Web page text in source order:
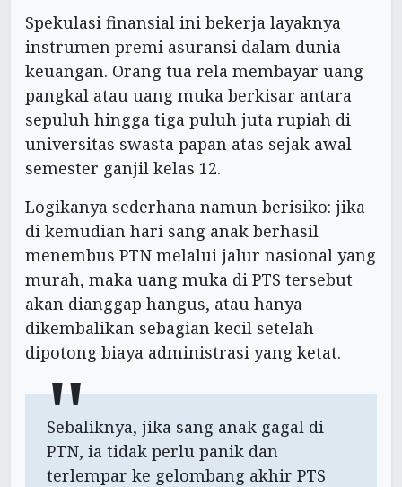
Spekulasi finansial ini bekerja layaknya
instrumen premi asuransi dalam dunia
keuangan. Orang tua rela membayar uang
pangkal atau uang muka berkisar antara
sepuluh hingga tiga puluh juta rupiah di
universitas swasta papan atas sejak awal
semester ganjil kelas 12.
Logikanya sederhana namun berisiko: jika
di kemudian hari sang anak berhasil
menembus PTN melalui jalur nasional yang
murah, maka uang muka di PTS tersebut
akan dianggap hangus, atau hanya
dikembalikan sebagian kecil setelah
dipotong biaya administrasi yang ketat.
Sebaliknya, jika sang anak gagal di
PTN, ia tidak perlu panik dan
terlempar ke gelombang akhir PTS